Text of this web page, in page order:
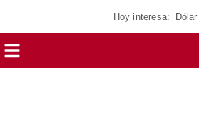
Hoy interesa: Dólar